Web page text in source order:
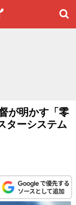
が明かす「零
ターシステム